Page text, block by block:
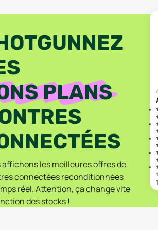
PLANS
affichons les meilleures offres de
connectées reconditionnées
réel. Attention, ça change vite
des stocks !